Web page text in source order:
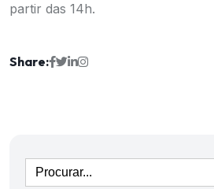
partir das 14h.
Share: